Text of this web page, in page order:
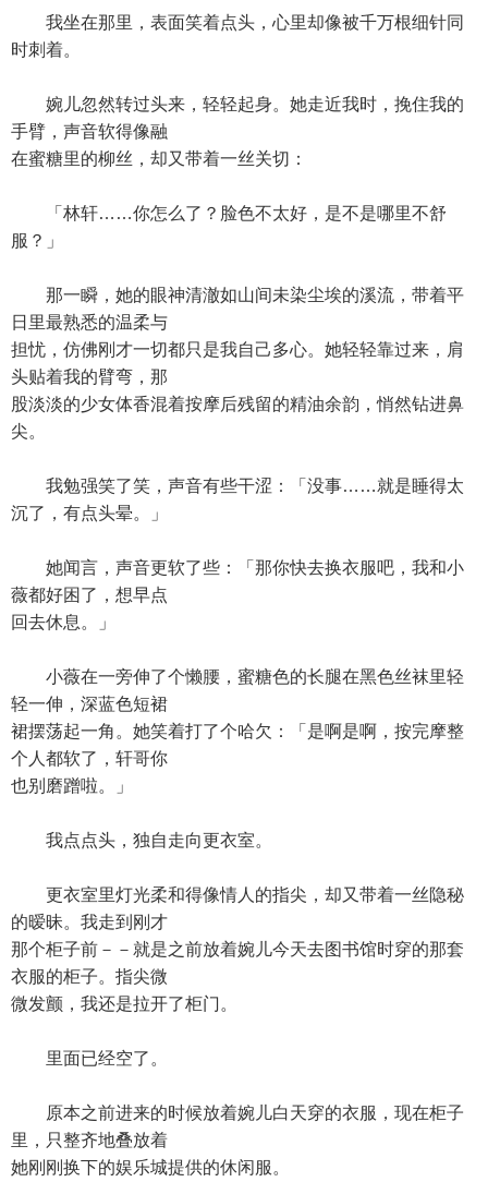
我坐在那里，表面笑着点头，心里却像被千万根细针同
时刺着。
婉儿忽然转过头来，轻轻起身。她走近我时，挽住我的
手臂，声音软得像融
在蜜糖里的柳丝，却又带着一丝关切：
「林轩……你怎么了？脸色不太好，是不是哪里不舒
服？」
那一瞬，她的眼神清澈如山间未染尘埃的溪流，带着平
日里最熟悉的温柔与
担忧，仿佛刚才一切都只是我自己多心。她轻轻靠过来，肩
头贴着我的臂弯，那
股淡淡的少女体香混着按摩后残留的精油余韵，悄然钻进鼻
尖。
我勉强笑了笑，声音有些干涩：「没事……就是睡得太
沉了，有点头晕。」
她闻言，声音更软了些：「那你快去换衣服吧，我和小
薇都好困了，想早点
回去休息。」
小薇在一旁伸了个懒腰，蜜糖色的长腿在黑色丝袜里轻
轻一伸，深蓝色短裙
裙摆荡起一角。她笑着打了个哈欠：「是啊是啊，按完摩整
个人都软了，轩哥你
也别磨蹭啦。」
我点点头，独自走向更衣室。
更衣室里灯光柔和得像情人的指尖，却又带着一丝隐秘
的暧昧。我走到刚才
那个柜子前－－就是之前放着婉儿今天去图书馆时穿的那套
衣服的柜子。指尖微
微发颤，我还是拉开了柜门。
里面已经空了。
原本之前进来的时候放着婉儿白天穿的衣服，现在柜子
里，只整齐地叠放着
她刚刚换下的娱乐城提供的休闲服。